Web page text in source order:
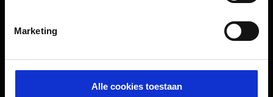
Marketing
Alle cookies toestaan
Service & Contact